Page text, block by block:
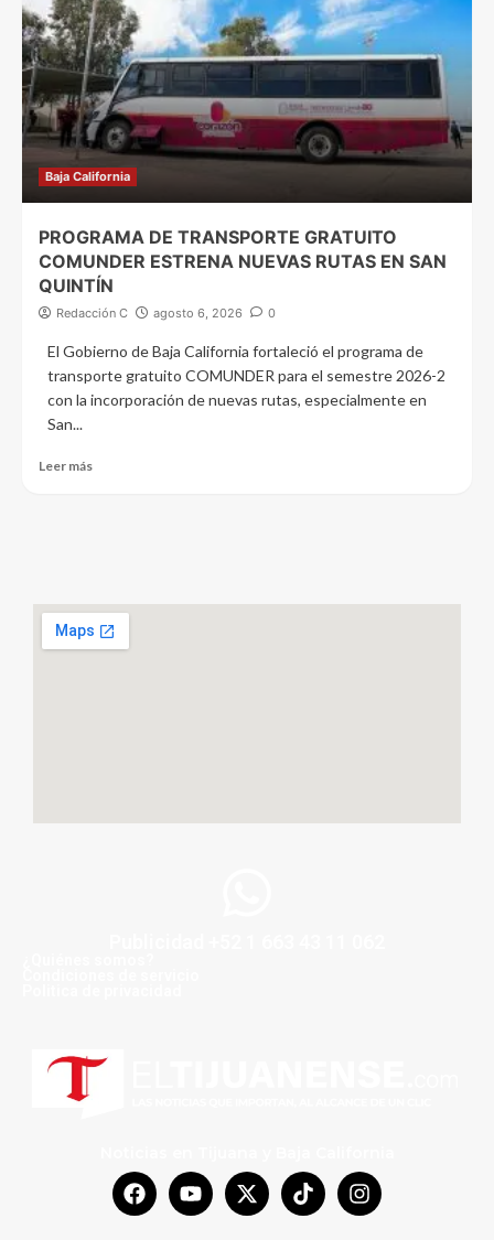
Baja California
PROGRAMA DE TRANSPORTE GRATUITO
COMUNDER ESTRENA NUEVAS RUTAS EN SAN
QUINTÍN
Redacción C agosto 6, 2026 0
El Gobierno de Baja California fortaleció el programa de
transporte gratuito COMUNDER para el semestre 2026-2
con la incorporación de nuevas rutas, especialmente en
San...
Leer más